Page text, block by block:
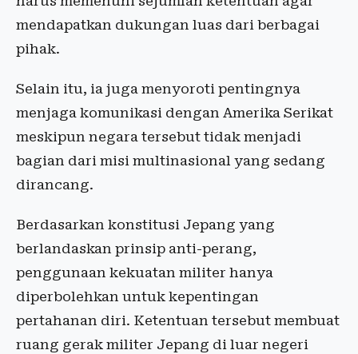
mendapatkan dukungan luas dari berbagai
pihak.
Selain itu, ia juga menyoroti pentingnya
menjaga komunikasi dengan Amerika Serikat
meskipun negara tersebut tidak menjadi
bagian dari misi multinasional yang sedang
dirancang.
Berdasarkan konstitusi Jepang yang
berlandaskan prinsip anti-perang,
penggunaan kekuatan militer hanya
diperbolehkan untuk kepentingan
pertahanan diri. Ketentuan tersebut membuat
ruang gerak militer Jepang di luar negeri